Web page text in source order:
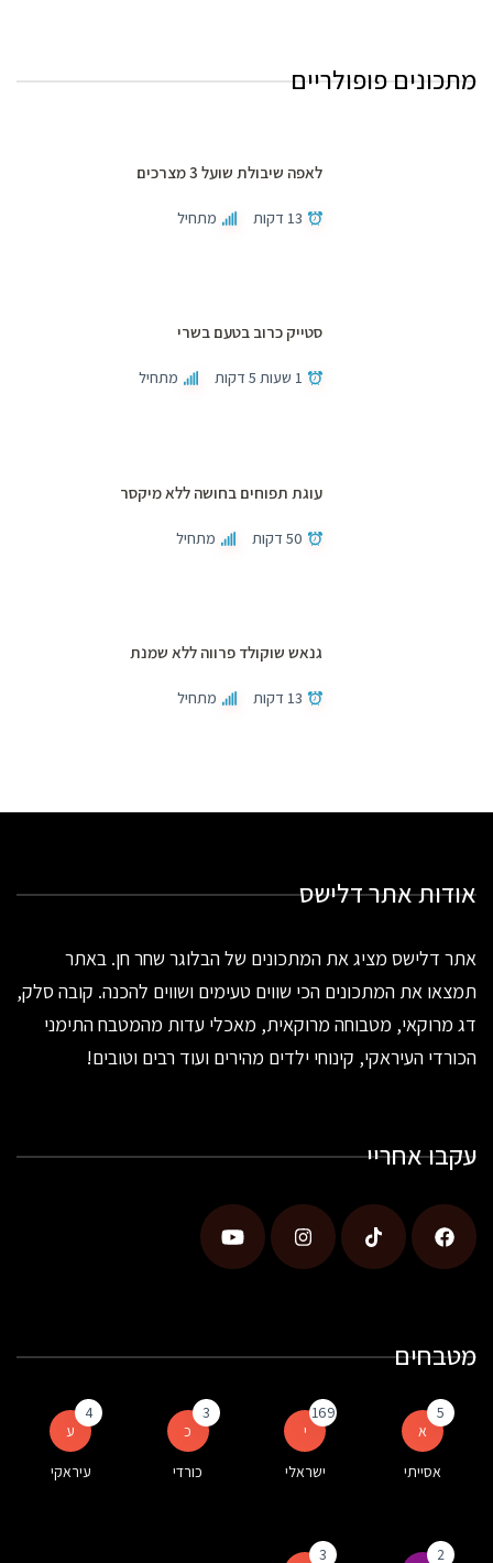
מתכונים פופולריים
לאפה שיבולת שועל 3 מצרכים
13 דקות מתחיל
סטייק כרוב בטעם בשרי
1 שעות 5 דקות מתחיל
עוגת תפוחים בחושה ללא מיקסר
50 דקות מתחיל
גנאש שוקולד פרווה ללא שמנת
13 דקות מתחיל
אודות אתר דלישס
אתר דלישס מציג את המתכונים של הבלוגר שחר חן. באתר
תמצאו את המתכונים הכי שווים טעימים ושווים להכנה. קובה סלק,
דג מרוקאי, מטבוחה מרוקאית, מאכלי עדות מהמטבח התימני
הכורדי העיראקי, קינוחי ילדים מהירים ועוד רבים וטובים!
עקבו אחריי
מטבחים
א
5
אסייתי
י
169
ישראלי
כ
3
כורדי
ע
4
עיראקי
2
3